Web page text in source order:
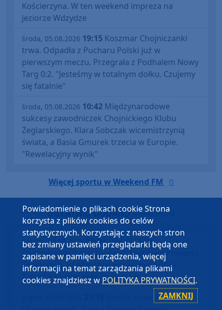
Kościerzyna. W ten weekend impreza na
jeziorze Wdzydze
środa, 05.08.2026 19:15 Koszmar Chojniczanki
trwa. Odpadła z Pucharu Polski już w
pierwszym meczu. Przegrała z Podhalem Nowy
Targ 0:2. "Jesteśmy w totalnym dołku. Czujemy
się fatalnie"
środa, 05.08.2026 10:42 Międzynarodowe
sukcesy zawodniczek Chojnickiego Klubu
Żeglarskiego. Klara Sobczak wicemistrzynią
świata, a Basia Gmurek trzecia w Europie.
"Rewelacyjny wynik"
Więcej sportu w Weekend FM
OSTATNIO DODANOw Weekend FM
sobota, 08.08.2026 09:03Dziś (8.08) w
Charzykowach ostatni dzień Festiwalu Piosenki
Żeglarskiej. Wystąpią między innymi Chór
Zawisza Czarny oraz Perły i Łotry
Szanty znów królują w
Powiadomienie o plikach cookie Strona
korzysta z plików cookies do celów
statystycznych. Korzystając z naszych stron
bez zmiany ustawień przeglądarki będą one
zapisane w pamięci urządzenia, więcej
informacji na temat zarządzania plikami
cookies znajdziesz w POLITYKA PRYWATNOŚCI.
ZAMKNIJ